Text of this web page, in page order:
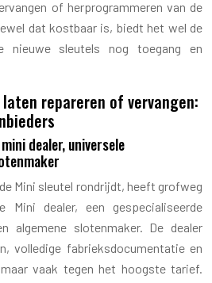
of herprogrammeren van de
dat kostbaar is, biedt het wel de
nieuwe sleutels nog toegang en
repareren of vervangen:
dealer, universele
Mini sleutel rondrijdt, heeft grofweg
dealer, een gespecialiseerde
algemene slotenmaker. De dealer
volledige fabrieksdocumentatie en
vaak tegen het hoogste tarief.